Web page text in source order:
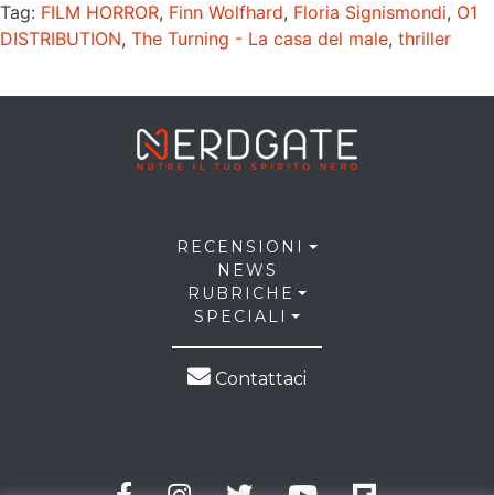
Tag: FILM HORROR, Finn Wolfhard, Floria Signismondi, O1
DISTRIBUTION, The Turning - La casa del male, thriller
RECENSIONI
NEWS
RUBRICHE
SPECIALI
Contattaci